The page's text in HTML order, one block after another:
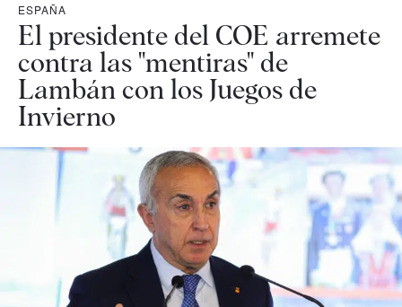
ESPAÑA
El presidente del COE arremete
contra las "mentiras" de
Lambán con los Juegos de
Invierno